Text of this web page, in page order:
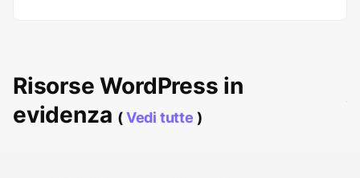
Risorse WordPress in
evidenza (Vedi tutte )